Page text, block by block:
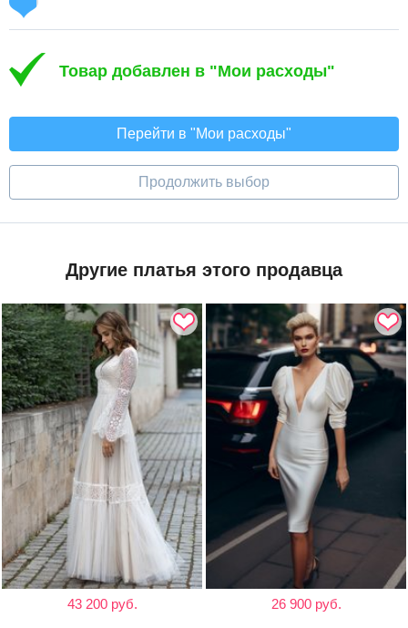
Товар добавлен в "Мои расходы"
Перейти в "Мои расходы"
Продолжить выбор
Другие платья этого продавца
43 200 руб. 26 900 руб.